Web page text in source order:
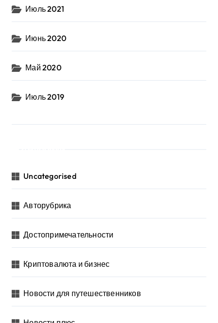
Июль 2021
Июнь 2020
Май 2020
Июль 2019
Uncategorised
Авторубрика
Достопримечательности
Криптовалюта и бизнес
Новости для путешественников